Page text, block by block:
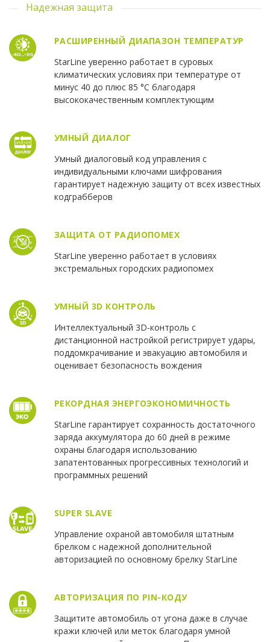
Надежная защита
РАСШИРЕННЫЙ ДИАПАЗОН ТЕМПЕРАТУР
StarLine уверенно работает в суровых
климатических условиях при температуре от
минус 40 до плюс 85 °С благодаря
высококачественным комплектующим
УМНЫЙ ДИАЛОГ
Умный диалоговый код управления c
индивидуальными ключами шифрования
гарантирует надежную защиту от всех известных
кодграбберов
ЗАЩИТА ОТ РАДИОПОМЕХ
StarLine уверенно работает в условиях
экстремальных городских радиопомех
УМНЫЙ 3D КОНТРОЛЬ
Интеллектуальный 3D-контроль с
дистанционной настройкой регистрирует удары,
поддомкрачивание и эвакуацию автомобиля и
оценивает безопасность вождения
РЕКОРДНАЯ ЭНЕРГОЭКОНОМИЧНОСТЬ
StarLine гарантирует сохранность достаточного
заряда аккумулятора до 60 дней в режиме
охраны благодаря использованию
запатентованных прогрессивных технологий и
программных решений
SUPER SLAVE
Управление охраной автомобиля штатным
брелком с надежной дополнительной
авторизацией по основному брелку StarLine
АВТОРИЗАЦИЯ ПО PIN-КОДУ
Защитите автомобиль от угона даже в случае
кражи ключей или меток благодаря умной